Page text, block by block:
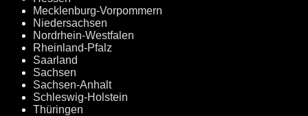
Mecklenburg-Vorpommern
Niedersachsen
Nordrhein-Westfalen
Rheinland-Pfalz
Saarland
Sachsen
Sachsen-Anhalt
Schleswig-Holstein
Thüringen